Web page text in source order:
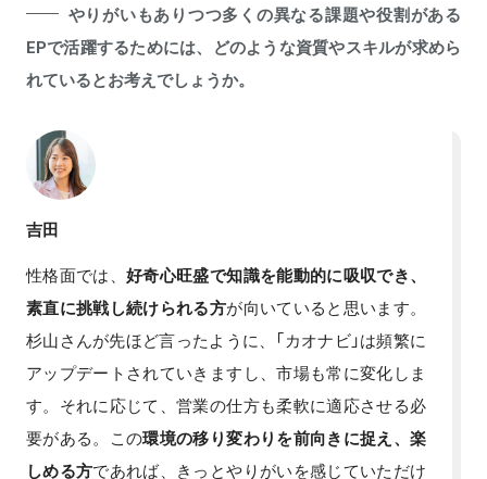
やりがいもありつつ多くの異なる課題や役割がある
EPで活躍するためには、どのような資質やスキルが求めら
れているとお考えでしょうか。
吉田
性格面では、好奇心旺盛で知識を能動的に吸収でき、
素直に挑戦し続けられる方が向いていると思います。
杉山さんが先ほど言ったように、「カオナビ」は頻繁に
アップデートされていきますし、市場も常に変化しま
す。それに応じて、営業の仕方も柔軟に適応させる必
要がある。この環境の移り変わりを前向きに捉え、楽
しめる方であれば、きっとやりがいを感じていただけ